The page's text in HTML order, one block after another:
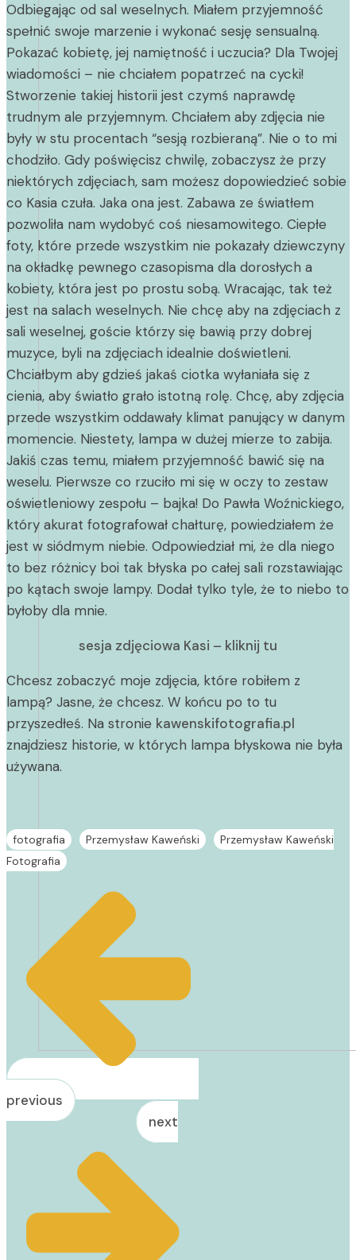
Odbiegając od sal weselnych. Miałem przyjemność
spełnić swoje marzenie i wykonać sesję sensualną.
Pokazać kobietę, jej namiętność i uczucia? Dla Twojej
wiadomości – nie chciałem popatrzeć na cycki!
Stworzenie takiej historii jest czymś naprawdę
trudnym ale przyjemnym. Chciałem aby zdjęcia nie
były w stu procentach “sesją rozbieraną”. Nie o to mi
chodziło. Gdy poświęcisz chwilę, zobaczysz że przy
niektórych zdjęciach, sam możesz dopowiedzieć sobie
co Kasia czuła. Jaka ona jest. Zabawa ze światłem
pozwoliła nam wydobyć coś niesamowitego. Ciepłe
foty, które przede wszystkim nie pokazały dziewczyny
na okładkę pewnego czasopisma dla dorosłych a
kobiety, która jest po prostu sobą. Wracając, tak też
jest na salach weselnych. Nie chcę aby na zdjęciach z
sali weselnej, goście którzy się bawią przy dobrej
muzyce, byli na zdjęciach idealnie doświetleni.
Chciałbym aby gdzieś jakaś ciotka wyłaniała się z
cienia, aby światło grało istotną rolę. Chcę, aby zdjęcia
przede wszystkim oddawały klimat panujący w danym
momencie. Niestety, lampa w dużej mierze to zabija.
Jakiś czas temu, miałem przyjemność bawić się na
weselu. Pierwsze co rzuciło mi się w oczy to zestaw
oświetleniowy zespołu – bajka! Do Pawła Woźnickiego,
który akurat fotografował chałturę, powiedziałem że
jest w siódmym niebie. Odpowiedział mi, że dla niego
to bez różnicy boi tak błyska po całej sali rozstawiając
po kątach swoje lampy. Dodał tylko tyle, że to niebo to
byłoby dla mnie.
sesja zdjęciowa Kasi – kliknij tu
Chcesz zobaczyć moje zdjęcia, które robiłem z
lampą? Jasne, że chcesz. W końcu po to tu
przyszedłeś. Na stronie kawenskifotografia.pl
znajdziesz historie, w których lampa błyskowa nie była
używana.
fotografia Przemysław Kaweński
Przemysław Kaweński
Fotografia
previous
next